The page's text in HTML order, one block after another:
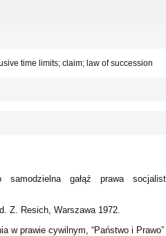
time limits; claim; law of succession
gałąź prawa
Z. Resich, Warszawa 1972.
w prawie cywilnym, “Państwo i Prawo”